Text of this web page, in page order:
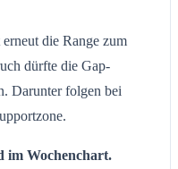
die Range zum
dürfte die Gap-
Darunter folgen bei
im Wochenchart.